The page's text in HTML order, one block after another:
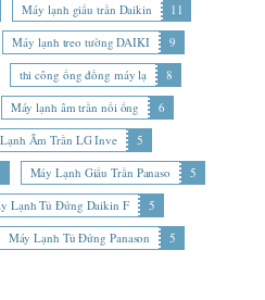
Máy lạnh giấu trần Daikin
11
Máy lạnh treo tường DAIKI
9
thi công ống đồng máy lạ
8
Máy lạnh âm trần nối ống
6
Âm Trần LG Inve
5
Máy Lạnh Giấu Trần Panaso
5
Lạnh Tủ Đứng Daikin F
5
Máy Lạnh Tủ Đứng Panason 5